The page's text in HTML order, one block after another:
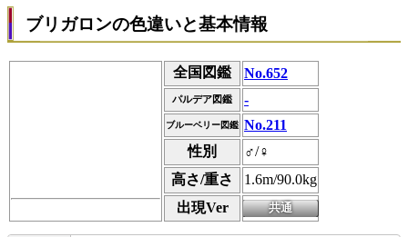
ブリガロンの色違いと基本情報
全国図鑑 No.652
パルデア図鑑 -
ブルーベリー図鑑 No.211
性別
♂/♀
高さ/重さ
1.6m/90.0kg
出現Ver